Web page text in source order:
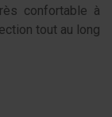
confortable à
tout au long